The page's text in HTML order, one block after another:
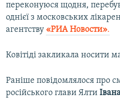
переконуюся щодня,
однієї з московських
агентству «РИА Новости».
Ковітіді закликала носити
Раніше повідомлялося про
російського глави Ялти